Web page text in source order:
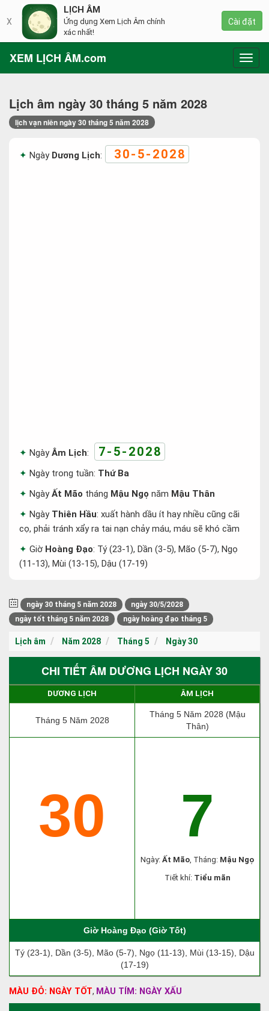
XEM LỊCH ÂM.com
Lịch âm ngày 30 tháng 5 năm 2028
lịch vạn niên ngày 30 tháng 5 năm 2028
Ngày Dương Lịch: 30-5-2028
NgàyÂm Lịch: 7-5-2028
Ngày trong tuần: Thứ Ba
NgàyẤt Mão tháng Mậu Ngọ năm Mậu Thân
Ngày Thiên Hầu: xuất hành dầu ít hay nhiều cũng cãi
cọ, phải tránh xẩy ra tai nạn chảy máu, máu sẽ khó cầm
Giờ Hoàng Đạo: Tý (23-1), Dần (3-5), Mão (5-7), Ngọ
(11-13), Mùi (13-15), Dậu (17-19)
ngày 30 tháng 5 năm 2028
ngày 30/5/2028
ngày tốt tháng 5 năm 2028
ngày hoàng đạo tháng 5
Lịch âm Năm 2028 Tháng 5 Ngày 30
CHI TIẾT ÂM DƯƠNG LỊCH NGÀY 30
DƯƠNG LỊCH ÂM LỊCH
Tháng 5 Năm 2028
Tháng 5 Năm 2028 (Mậu
Thân)
30 7
Ngày: Ất Mão, Tháng: Mậu Ngọ
Tiết khí: Tiểu mãn
Giờ Hoàng Đạo (Giờ Tốt)
Tý (23-1), Dần (3-5), Mão (5-7), Ngọ (11-13), Mùi (13-15), Dậu
(17-19)
MÀU ĐỎ: NGÀY TỐT, MÀU TÍM: NGÀY XẤU
X
LỊCH ÂM
Ứng dụng Xem Lịch Âm chính
xác nhất!
Cài đặt